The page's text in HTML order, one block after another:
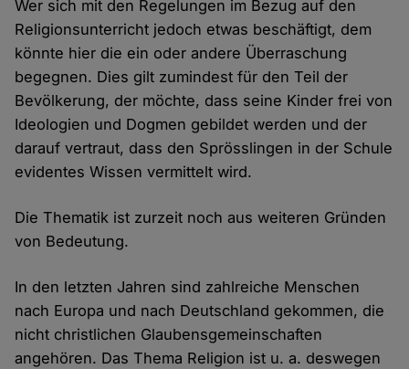
Wer sich mit den Regelungen im Bezug auf den
Religionsunterricht jedoch etwas beschäftigt, dem
könnte hier die ein oder andere Überraschung
begegnen. Dies gilt zumindest für den Teil der
Bevölkerung, der möchte, dass seine Kinder frei von
Ideologien und Dogmen gebildet werden und der
darauf vertraut, dass den Sprösslingen in der Schule
evidentes Wissen vermittelt wird.
Die Thematik ist zurzeit noch aus weiteren Gründen
von Bedeutung.
In den letzten Jahren sind zahlreiche Menschen
nach Europa und nach Deutschland gekommen, die
nicht christlichen Glaubensgemeinschaften
angehören. Das Thema Religion ist u. a. deswegen